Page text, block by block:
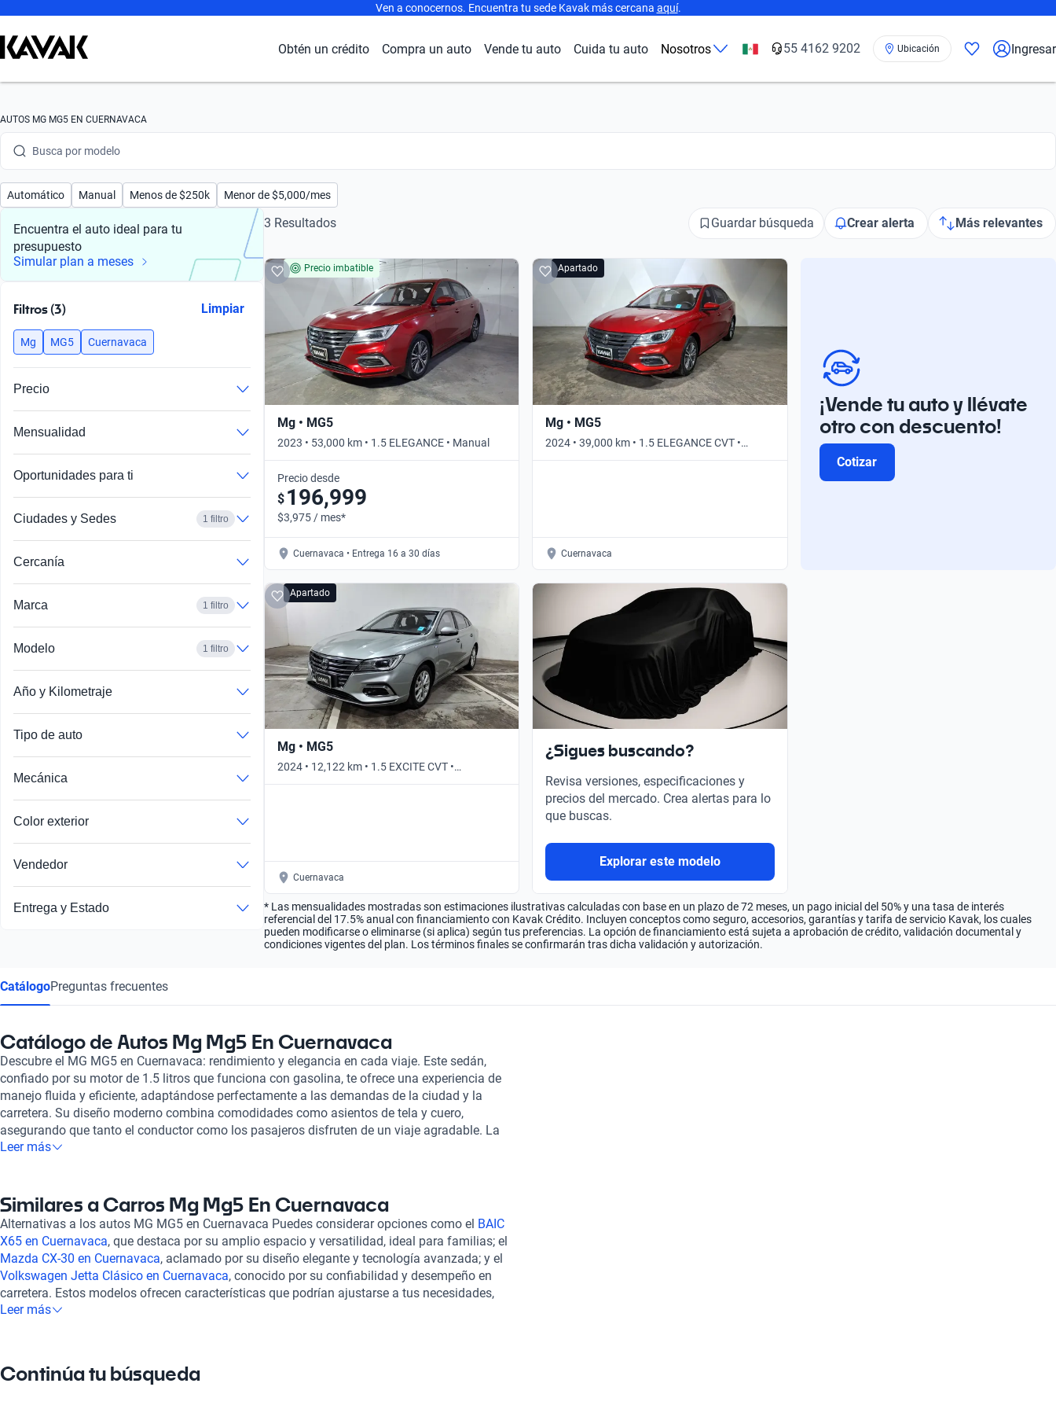
Ven a conocernos. Encuentra tu sede Kavak más cercana aquí.
Obtén un crédito Compra un auto Vende tu auto Cuida tu auto Nosotros 55 4162 9202 Ubicación Ingresar
AUTOS MG MG5 EN CUERNAVACA
Busca por marca
Busca por modelo
Busca por versión
Busca por marca
Busca por año
Automático Manual Menos de $250k Menor de $5,000/mes
Encuentra el auto ideal para tu
presupuesto
Simular plan a meses
Filtros (3) Limpiar
Mg MG5 Cuernavaca
Precio
Mensualidad
Oportunidades para ti
Ciudades y Sedes 1 filtro
Cercanía
Marca 1 filtro
Modelo 1 filtro
Año y Kilometraje
Tipo de auto
Mecánica
Color exterior
Vendedor
Entrega y Estado
3 Resultados Guardar búsqueda Crear alerta Más relevantes
Precio imbatible
Mg • MG5
2023 • 53,000 km • 1.5 ELEGANCE • Manual
Precio desde
$ 196,999
$3,975 / mes*
Cuernavaca • Entrega 16 a 30 días
Apartado
Mg • MG5
2024 • 39,000 km • 1.5 ELEGANCE CVT •
Automático
Cuernavaca
¡Vende tu auto y llévate
otro con descuento!
Cotizar
Apartado
Mg • MG5
2024 • 12,122 km • 1.5 EXCITE CVT •
Automático
Cuernavaca
¿Sigues buscando?
Revisa versiones, especificaciones y
precios del mercado. Crea alertas para lo
que buscas.
Explorar este modelo
* Las mensualidades mostradas son estimaciones ilustrativas calculadas con base en un plazo de 72 meses, un pago inicial del 50% y una tasa de interés
referencial del 17.5% anual con financiamiento con Kavak Crédito. Incluyen conceptos como seguro, accesorios, garantías y tarifa de servicio Kavak, los cuales
pueden modificarse o eliminarse (si aplica) según tus preferencias. La opción de financiamiento está sujeta a aprobación de crédito, validación documental y
condiciones vigentes del plan. Los términos finales se confirmarán tras dicha validación y autorización.
CatálogoPreguntas frecuentes
Catálogo de Autos Mg Mg5 En Cuernavaca
Descubre el MG MG5 en Cuernavaca: rendimiento y elegancia en cada viaje. Este sedán,
confiado por su motor de 1.5 litros que funciona con gasolina, te ofrece una experiencia de
manejo fluida y eficiente, adaptándose perfectamente a las demandas de la ciudad y la
carretera. Su diseño moderno combina comodidades como asientos de tela y cuero,
asegurando que tanto el conductor como los pasajeros disfruten de un viaje agradable. La
experiencia de compra de un MG MG5 en Kavak es completamente en línea, lo que te permite
sin complicaciones. Y no olvides el soporte postventa: con la garantía directa en agencias,
tendrás tranquilidad al adquirir tu auto. Dentro de la sobresaliente gama de vehículos de MG,
también te recomendamos echar un vistazo al
MG ZS en Cuernavaca, un SUV versátil ideal
para la familia, y alMG EHS en Cuernavaca, que destaca por su tecnología híbrida y diseño
elegante. En Kavak, te brindamos la oportunidad de encontrar los mejores autos MG en
condiciones óptimas, asegurando que tu inversión esté protegida y que tu experiencia de
compra sea eficiente y satisfactoria. ¡Visítanos y descubre la calidad del MG MG5 y mucho
Leer más
Similares a Carros Mg Mg5 En Cuernavaca
Alternativas a los autos MG MG5 en Cuernavaca Puedes considerar opciones como el BAIC
X65 en Cuernavaca, que destaca por su amplio espacio y versatilidad, ideal para familias; el
Mazda CX-30 en Cuernavaca, aclamado por su diseño elegante y tecnología avanzada; y el
Volkswagen Jetta Clásico en Cuernavaca, conocido por su confiabilidad y desempeño en
carretera. Estos modelos ofrecen características que podrían ajustarse a tus necesidades,
brindando una excelente combinación de estilo, confort y eficiencia.
Leer más
Continúa tu búsqueda